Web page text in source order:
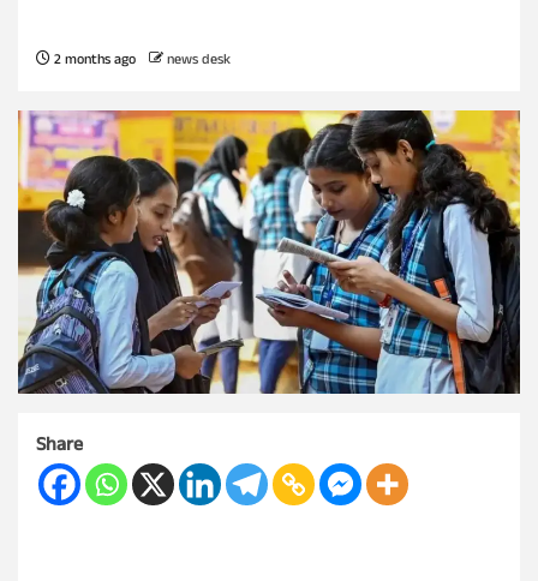
2 months ago news desk
Share